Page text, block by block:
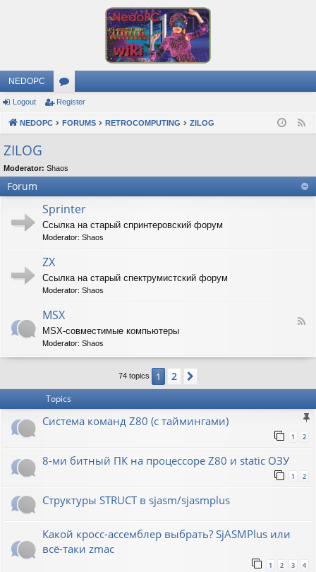
NEDOPC
or
u
s
Logout Register
NEDOPC FORUMS RETROCOMPUTING ZILOG
ZILOG
Moderator: Shaos
Forum
Sprinter
Ссылка на старый спринтеровский форум
Moderator: Shaos
ZX
Ссылка на старый спектрумистский форум
Moderator: Shaos
F
S
MSX
MSX-совместимые компьютеры
Moderator: Shaos
74 topics 1 2
Topics
Система команд Z80 (с таймингами)
1 2
8-ми битный ПК на процессоре Z80 и static ОЗУ
1 2
Структуры STRUCT в sjasm/sjasmplus
Какой кросс-ассемблер выбрать? SjASMPlus или
всё-таки zmac
1 2 3 4